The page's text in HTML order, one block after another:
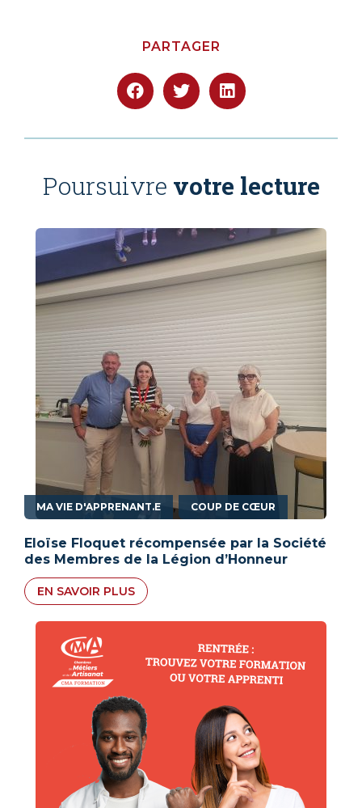
PARTAGER
Poursuivre votre lecture
MA VIE D'APPRENANT.E , COUP DE CŒUR
Eloïse Floquet récompensée par la Société
des Membres de la Légion d’Honneur
EN SAVOIR PLUS